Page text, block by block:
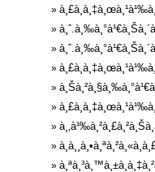
»
»
»
»
»
»
»
»
»